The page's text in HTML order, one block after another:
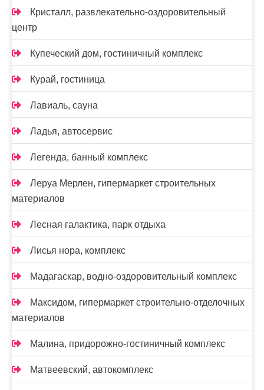
Кристалл, развлекательно-оздоровительный
центр
Купеческий дом, гостиничный комплекс
Курай, гостиница
Лавиаль, сауна
Ладья, автосервис
Легенда, банный комплекс
Леруа Мерлен, гипермаркет строительных
материалов
Лесная галактика, парк отдыха
Лисья нора, комплекс
Мадагаскар, водно-оздоровительный комплекс
Максидом, гипермаркет строительно-отделочных
материалов
Малина, придорожно-гостиничный комплекс
Матвеевский, автокомплекс